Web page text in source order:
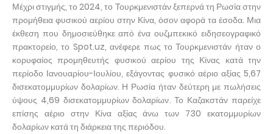
Μέχρι στιγμής, το 2024, το Τουρκμενιστάν ξεπερνά τη Ρωσία στην
προμήθεια φυσικού αερίου στην Κίνα, όσον αφορά τα έσοδα. Μια
έκθεση που δημοσιεύθηκε από ένα ουζμπεκικό ειδησεογραφικό
πρακτορείο, το Spot.uz, ανέφερε πως το Τουρκμενιστάν ήταν ο
κορυφαίος προμηθευτής φυσικού αερίου της Κίνας κατά την
περίοδο Ιανουαρίου-Ιουλίου, εξάγοντας φυσικό αέριο αξίας 5,67
δισεκατομμυρίων δολαρίων. Η Ρωσία ήταν δεύτερη με πωλήσεις
ύψους 4,69 δισεκατομμυρίων δολαρίων. Το Καζακστάν παρείχε
επίσης αέριο στην Κίνα αξίας άνω των 730 εκατομμυρίων
δολαρίων κατά τη διάρκεια της περιόδου.